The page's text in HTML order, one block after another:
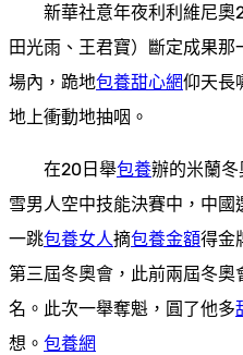
新華社意年夜利利維尼奧
田光雨、王君寶）斷定成果那
場內，跪地包養甜心網仰天長
地上衝動地抽咽。
在20日舉包養辦的米蘭
雪男人空中技能決賽中，中國
一跳包養女人摘包養金額得金
第三屆冬奧會，此前兩屆冬奧
名。此次一舉奪魁，圓了他多
想。 包養網